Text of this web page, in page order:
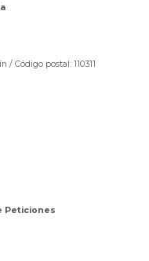
/ Código postal: 110311
Peticiones